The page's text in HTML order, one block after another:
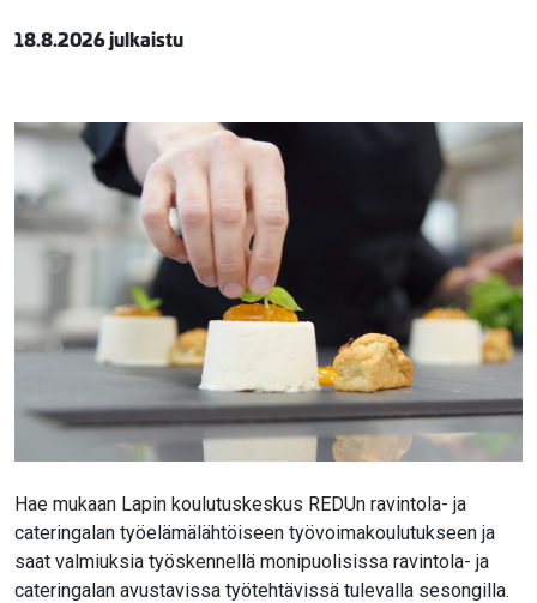
18.8.2026 julkaistu
Hae mukaan Lapin koulutuskeskus REDUn ravintola- ja
cateringalan työelämälähtöiseen työvoimakoulutukseen ja
saat valmiuksia työskennellä monipuolisissa ravintola- ja
cateringalan avustavissa työtehtävissä tulevalla sesongilla.